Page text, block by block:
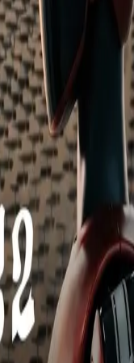
고, 함께 자주 등장
습니다.
%#documentary-series
공동문서
· 연관도
· 연관도
1 · 연관도
%#humanoid-robots공
공동문서 1
· 연관도